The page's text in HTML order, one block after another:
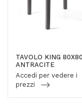
TAVOLO KING 80X80
ANTRACITE
Accedi per vedere i
prezzi